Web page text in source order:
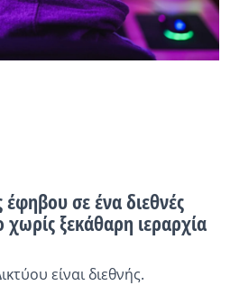
σε ένα διεθνές
ξεκάθαρη ιεραρχία
είναι διεθνής.